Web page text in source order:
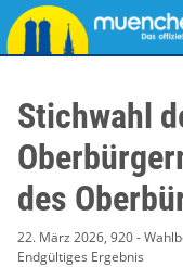
Stichwahl
des
22. März 2026, 920 -
Endgültiges Ergebnis